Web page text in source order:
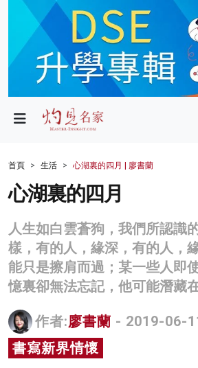
政局
財經
生活
商業
科技
名家榜
灼見活動
首頁 生活 心湖裏的四月 | 廖書蘭
心湖裏的四月
人生如白雲蒼狗，我們所認識
樣，有的人，緣深，有的人，
能只是擦肩而過；某一些人即
憶裏卻無法忘記，他可能潛藏
作者:廖書蘭 - 2019-06-
書寫新界情懷